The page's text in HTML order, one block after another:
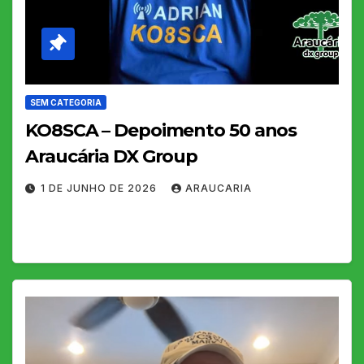
SEM CATEGORIA
KO8SCA – Depoimento 50 anos
Araucária DX Group
1 DE JUNHO DE 2026 ARAUCARIA